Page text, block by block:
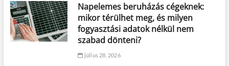
Napelemes beruházás cégeknek:
mikor térülhet meg, és milyen
fogyasztási adatok nélkül nem
szabad dönteni?
július 28, 2026